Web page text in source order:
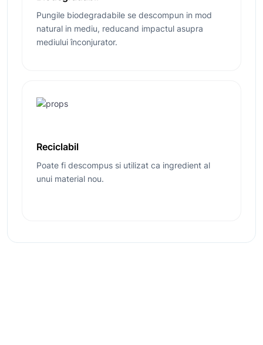
Pungile biodegradabile se descompun in mod
natural in mediu, reducand impactul asupra
mediului înconjurator.
Reciclabil
Poate fi descompus si utilizat ca ingredient al
unui material nou.